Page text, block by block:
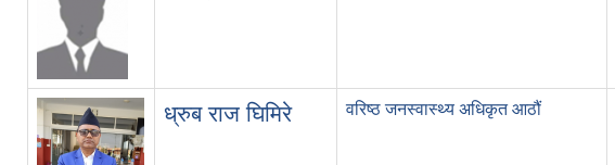
ध्रुब राज घिमिरे वरिष्ठ जनस्वास्थ्य अधिकृत आठौं